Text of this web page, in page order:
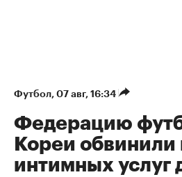
Футбол⁠, 07 авг, 16:34
Федерацию
Кореи обвинили
интимных услуг